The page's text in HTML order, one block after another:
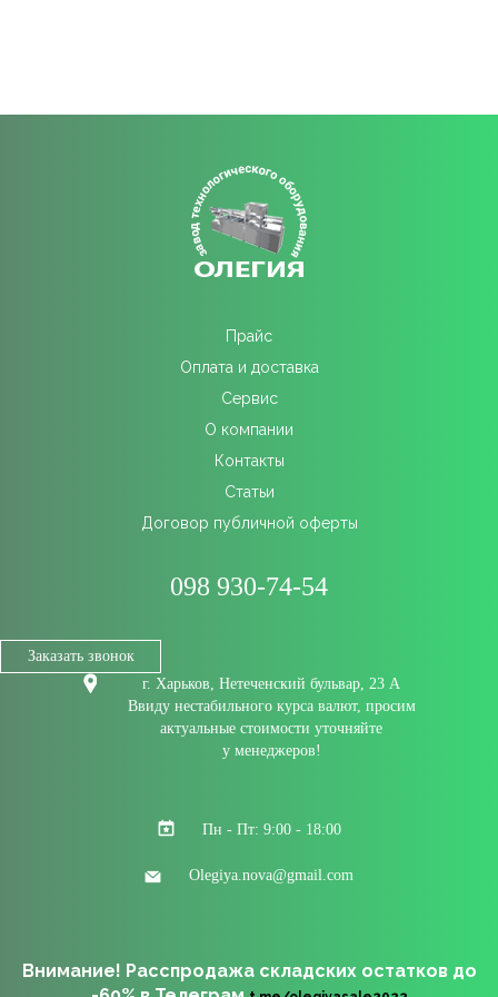
Прайс
Оплата и доставка
Сервис
О компании
Контакты
Статьи
Договор публичной оферты
098 930-74-54
Заказать звонок
г. Харьков, Нетеченский бульвар, 23 А
Ввиду нестабильного курса валют, просим
актуальные стоимости уточняйте
у менеджеров!
Пн - Пт: 9:00 - 18:00
Olegiya.nova@gmail.com
Внимание! Расспродажа складских остатков до